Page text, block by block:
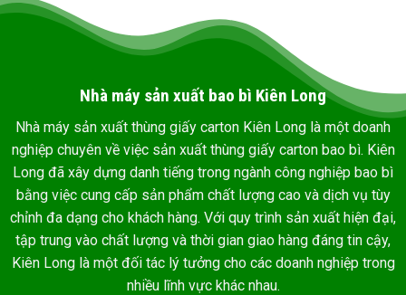
Nhà máy sản xuất bao bì Kiên Long
Nhà máy sản xuất thùng giấy carton Kiên Long là một doanh
nghiệp chuyên về việc sản xuất thùng giấy carton bao bì. Kiên
Long đã xây dựng danh tiếng trong ngành công nghiệp bao bì
bằng việc cung cấp sản phẩm chất lượng cao và dịch vụ tùy
chỉnh đa dạng cho khách hàng. Với quy trình sản xuất hiện đại,
tập trung vào chất lượng và thời gian giao hàng đáng tin cậy,
Kiên Long là một đối tác lý tưởng cho các doanh nghiệp trong
nhiều lĩnh vực khác nhau.